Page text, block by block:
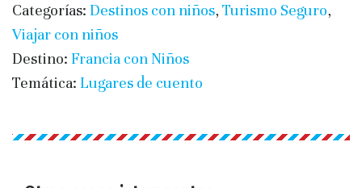
Categorías: Destinos con niños, Turismo Seguro,
Viajar con niños
Destino: Francia con Niños
Temática: Lugares de cuento